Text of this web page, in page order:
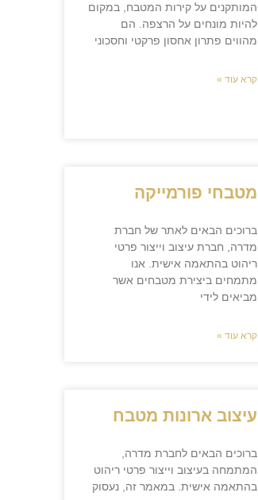
המותקנים על קירות המטבח, במקום
להיות מונחים על הרצפה. הם
מהווים פתרון אחסון פרקטי וחסכוני
קרא עוד »
מטבחי פורמייקה
ברוכים הבאים לאתר של חברת
מדרה, חברת עיצוב וייצור פרטי
ריהוט בהתאמה אישית. אנו
מתמחים ביצירת מטבחים אשר
מביאים לידי
קרא עוד »
עיצוב ארונות מטבח
ברוכים הבאים לחברת מדרה,
המתמחה בעיצוב וייצור פרטי ריהוט
בהתאמה אישית. במאמר זה, נעסוק